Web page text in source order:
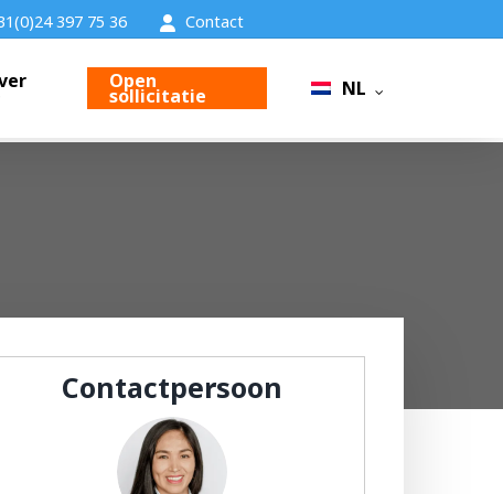
397 75 36 Contact
Open
sollicitatie NL
Contactpersoon